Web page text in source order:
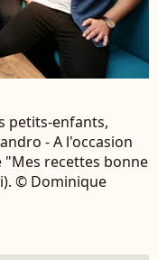
petits-enfants,
- A l'occasion
"Mes recettes bonne
© Dominique